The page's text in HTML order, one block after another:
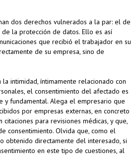
dos derechos vulnerados a la par: el de
la protección de datos. Ello es así
que recibió el trabajador en su
de su empresa, sino de
intimidad, íntimamente relacionado con
el consentimiento del afectado es
y fundamental. Alega el empresario que
por empresas externas, en concreto
citaciones para revisiones médicas, y que,
consentimiento. Olvida que, como el
obtenido directamente del interesado, si
en este tipo de cuestiones, al